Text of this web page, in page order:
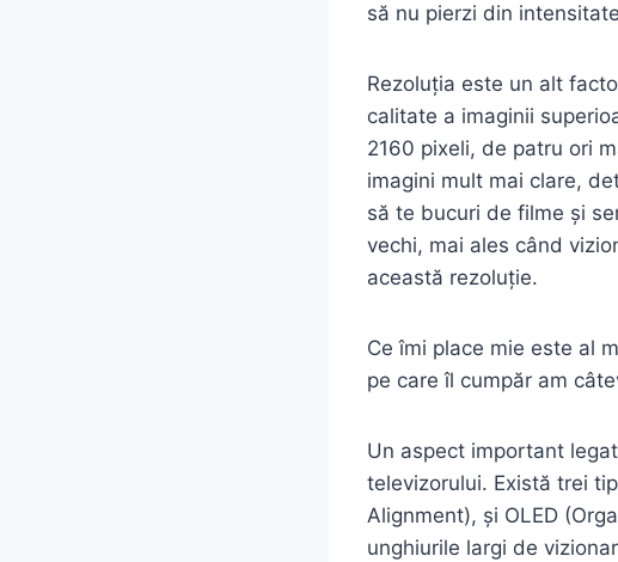
să nu pierzi din
Rezoluția este un alt
calitate a imaginii
2160 pixeli, de patru ori
imagini mult mai clare,
să te bucuri de filme și
vechi, mai ales când
această rezoluție.
Ce îmi place mie este al
pe care îl cumpăr am
Un aspect important
televizorului. Există trei
Alignment), și OLED
unghiurile largi de